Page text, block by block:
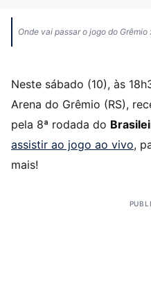
Onde vai passar o jogo do
Neste sábado (10), às 18h30 (horário de Brasília), a
Arena do Grêmio (RS),
pela 8ª rodada do
assistir ao jogo ao vivo,
mais!